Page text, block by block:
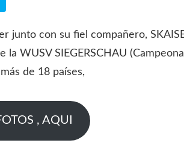
junto con su fiel compañero,
la WUSV SIEGERSCHAU
de 18 países,
, AQUI